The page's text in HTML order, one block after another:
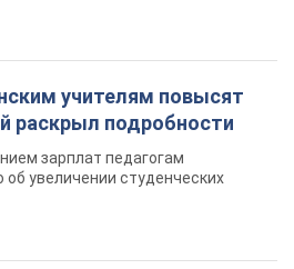
учителям повысят
раскрыл подробности
зарплат педагогам
увеличении студенческих